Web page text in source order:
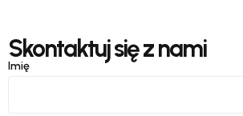
Skontaktuj się z nami
Imię